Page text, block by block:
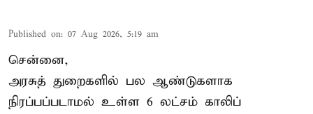
Published on: 07 Aug 2026, 5:19 am
சென்னை,
அரசுத் துறைகளில் பல ஆண்டுகளாக
நிரப்பப்படாமல் உள்ள 6 லட்சம் காலிப்